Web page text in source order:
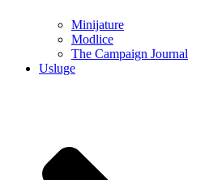
Minijature
Modlice
The Campaign Journal
Usluge